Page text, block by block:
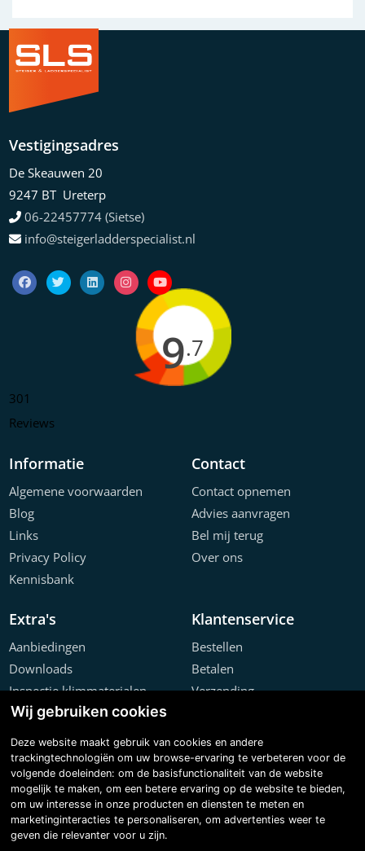
Vestigingsadres
De Skeauwen 20
9247 BT Ureterp
06-22457774 (Sietse)
info@steigerladderspecialist.nl
9.7
301
Reviews
Informatie
Algemene voorwaarden
Blog
Links
Privacy Policy
Kennisbank
Contact
Contact opnemen
Advies aanvragen
Bel mij terug
Over ons
Extra's
Aanbiedingen
Downloads
Inspectie klimmaterialen
Offerte configurator
Projecten
Klantenservice
Bestellen
Betalen
Verzending
Klachten
Wij gebruiken cookies
Deze website maakt gebruik van cookies en andere
trackingtechnologiën om uw browse-ervaring te verbeteren voor de
volgende doeleinden: om de basisfunctionaliteit van de website
mogelijk te maken, om een betere ervaring op de website te bieden,
om uw interesse in onze producten en diensten te meten en
marketinginteracties te personaliseren, om advertenties weer te
geven die relevanter voor u zijn.